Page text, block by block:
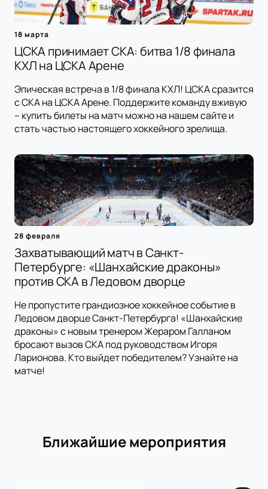
18 марта
ЦСКА принимает СКА: битва 1/8 финала
КХЛ на ЦСКА Арене
Эпическая встреча в 1/8 финала КХЛ! ЦСКА сразится
с СКА на ЦСКА Арене. Поддержите команду вживую
– купить билеты на матч можно на нашем сайте и
стать частью настоящего хоккейного зрелища.
28 февраля
Захватывающий матч в Санкт-
Петербурге: «Шанхайские драконы»
против СКА в Ледовом дворце
Не пропустите грандиозное хоккейное событие в
Ледовом дворце Санкт-Петербурга! «Шанхайские
драконы» с новым тренером Жераром Галланом
бросают вызов СКА под руководством Игоря
Ларионова. Кто выйдет победителем? Узнайте на
матче!
Ближайшие мероприятия